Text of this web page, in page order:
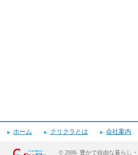
ホーム クリクラとは 会社案内
© 2006- 豊かで自由な暮らし